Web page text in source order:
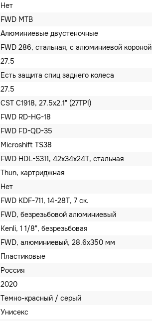
Нет
FWD MTB
Алюминиевые двустеночные
FWD 286, стальная, с алюминиевой короной
27.5
Есть защита спиц заднего колеса
27.5
CST C1918, 27.5x2.1" (27TPI)
FWD RD-HG-18
FWD FD-QD-35
Microshift TS38
FWD HDL-S311, 42x34x24T, стальная
Thun, картриджная
Нет
FWD KDF-711, 14-28T, 7 ск.
FWD, безрезьбовой алюминиевый
Kenli, 1 1/8", безрезьбовая
FWD, алюминиевый, 28.6x350 мм
Пластиковые
Россия
2020
Темно-красный / серый
Унисекс